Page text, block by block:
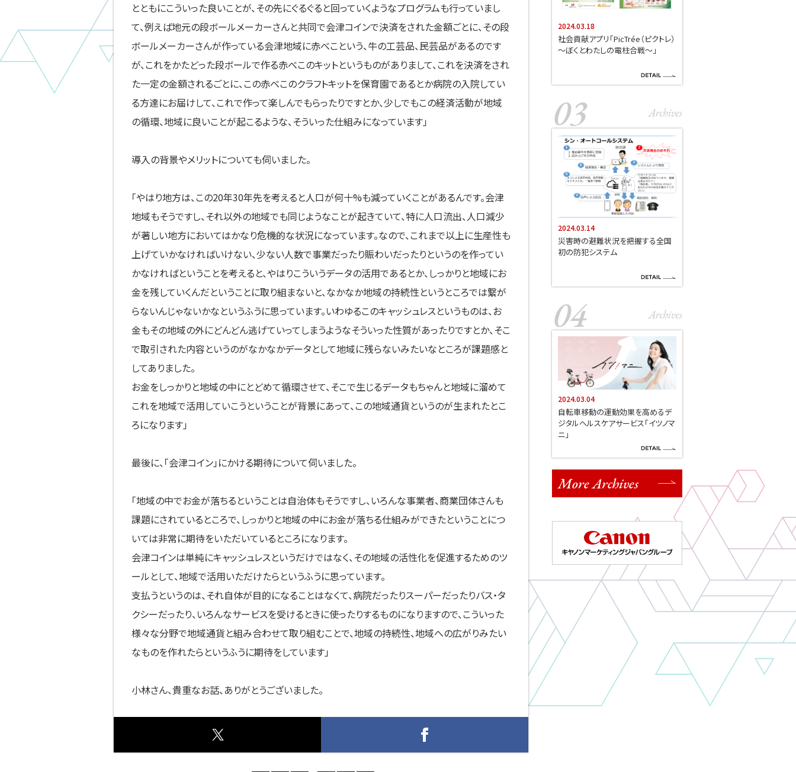
とともにこういった良いことが、その先にぐるぐると回っていくようなプログラムも行っていまし
て、例えば地元の段ボールメーカーさんと共同で会津コインで決済をされた金額ごとに、その段
ボールメーカーさんが作っている会津地域に赤べこという、牛の工芸品、民芸品があるのです
が、これをかたどった段ボールで作る赤べこのキットというものがありまして、これを決済をされ
た一定の金額されるごとに、この赤べこのクラフトキットを保育園であるとか病院の入院してい
る方達にお届けして、これで作って楽しんでもらったりですとか、少しでもこの経済活動が地域
の循環、地域に良いことが起こるような、そういった仕組みになっています」
導入の背景やメリットについても伺いました。
「やはり地方は、この20年30年先を考えると人口が何十%も減っていくことがあるんです。会津
地域もそうですし、それ以外の地域でも同じようなことが起きていて、特に人口流出、人口減少
が著しい地方においてはかなり危機的な状況になっています。なので、これまで以上に生産性も
上げていかなければいけない、少ない人数で事業だったり賑わいだったりというのを作ってい
かなければということを考えると、やはりこういうデータの活用であるとか、しっかりと地域にお
金を残していくんだということに取り組まないと、なかなか地域の持続性というところでは繋が
らないんじゃないかなというふうに思っています。いわゆるこのキャッシュレスというものは、お
金もその地域の外にどんどん逃げていってしまうようなそういった性質があったりですとか、そこ
で取引された内容というのがなかなかデータとして地域に残らないみたいなところが課題感と
してありました。
お金をしっかりと地域の中にとどめて循環させて、そこで生じるデータもちゃんと地域に溜めて
これを地域で活用していこうということが背景にあって、この地域通貨というのが生まれたとこ
ろになります」
最後に、「会津コイン」にかける期待について伺いました。
「地域の中でお金が落ちるということは自治体もそうですし、いろんな事業者、商業団体さんも
課題にされているところで、しっかりと地域の中にお金が落ちる仕組みができたということにつ
いては非常に期待をいただいているところになります。
会津コインは単純にキャッシュレスというだけではなく、その地域の活性化を促進するためのツ
ールとして、地域で活用いただけたらというふうに思っています。
支払うというのは、それ自体が目的になることはなくて、病院だったりスーパーだったりバス・タ
クシーだったり、いろんなサービスを受けるときに使ったりするものになりますので、こういった
様々な分野で地域通貨と組み合わせて取り組むことで、地域の持続性、地域への広がりみたい
なものを作れたらというふうに期待をしています」
小林さん、貴重なお話、ありがとうございました。
2024.03.18
社会貢献アプリ「PicTrée（ピクトレ）
～ぼくとわたしの電柱合戦～」
2024.03.14
災害時の避難状況を把握する全国
初の防犯システム
2024.03.04
自転車移動の運動効果を高めるデ
ジタルヘルスケアサービス「イツノマ
ニ」
More Archives